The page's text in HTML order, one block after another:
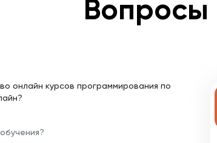
Вопросы
онлайн курсов программирования по